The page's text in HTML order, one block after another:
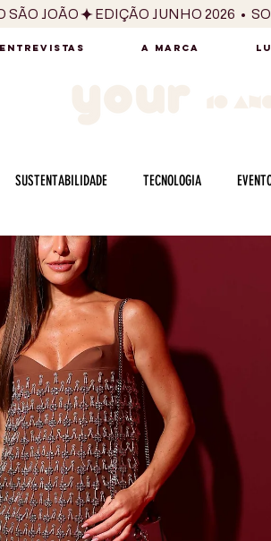
SÃO JOÃO
A MARCA
SUSTENTABILIDADE TECNOLOGIA
SAÚDE FOTOGRAFIA
SABOR SEXUALIDADE